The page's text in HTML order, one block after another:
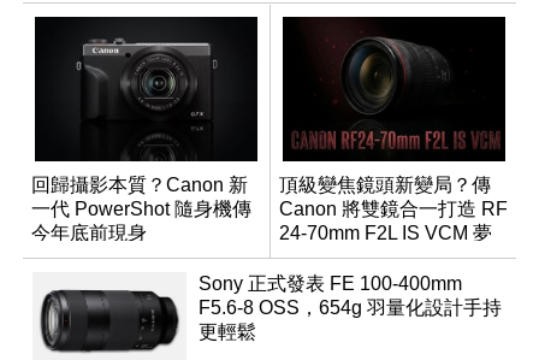
回歸攝影本質？Canon 新
一代 PowerShot 隨身機傳
今年底前現身
頂級變焦鏡頭新變局？傳
Canon 將雙鏡合一打造 RF
24-70mm F2L IS VCM 夢
幻規格
Sony 正式發表 FE 100-400mm
F5.6-8 OSS，654g 羽量化設計手持
更輕鬆